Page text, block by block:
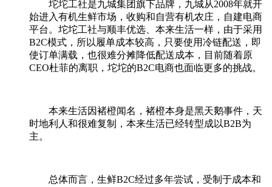
坨坨工社是九城集团旗下品牌，九城从2008年就开
始进入有机生鲜市场，收购和自营有机农庄，自建电商
平台。坨坨工社与顺丰优选、本来生活一样，由于采用
B2C模式，所以履单成本较高，只要使用冷链配送，即
使订单满载，也很难分摊降低配送成本，目前随着原
CEO杜菲的离职，坨坨的B2C电商也面临更多的挑战。
本来生活因褚橙闻名，褚橙本身是黑天鹅事件，天
时地利人和很难复制，本来生活已经转型成以B2B为
主。
总体而言，生鲜B2C经过多年尝试，受制于成本和